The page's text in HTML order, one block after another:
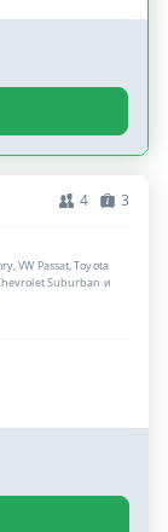
4 3
VW Passat, Toyota
Suburban и